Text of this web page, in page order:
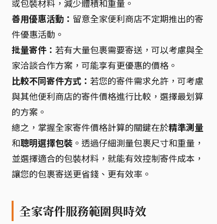
或包裝材料，減少體積和重量。
善用優惠活動： 留意全家便利商店不定期推出的寄
件優惠活動。
批量寄件： 若有大量包裹需要寄送，可以考慮與全
家洽談合作方案，可能享有更優惠的價格。
比較不同寄件方式： 若您的寄件需求允許，可考慮
與其他便利商店的寄件價格進行比較，選擇最划算
的方案。
總之，掌握全家寄件價格計算的關鍵在於精準測量
和聰明選擇包裝 。透過仔細測量包裹尺寸和重量，
並選擇適合的包裝材料，就能有效控制寄件成本，
讓您的包裹寄送更省錢、更有效率。
全家寄件服務範圍與時效